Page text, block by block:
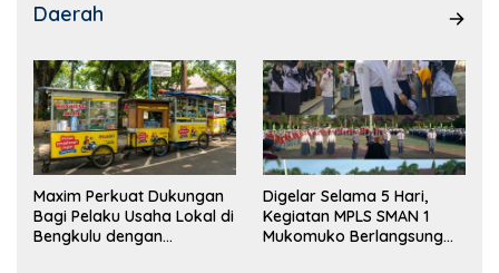
Daerah
Maxim Perkuat Dukungan
Bagi Pelaku Usaha Lokal di
Bengkulu dengan
Digelar Selama 5 Hari,
Kegiatan MPLS SMAN 1
Mukomuko Berlangsung